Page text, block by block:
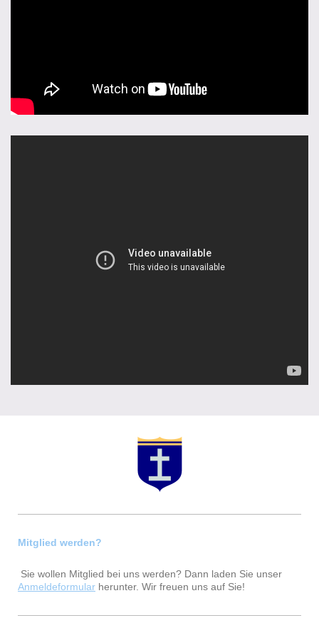
Mitglied werden?
Sie wollen Mitglied bei uns werden? Dann laden Sie unser
Anmeldeformular herunter. Wir freuen uns auf Sie!